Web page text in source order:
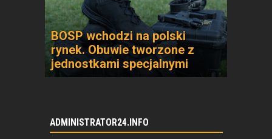
BOSP wchodzi na polski
rynek. Obuwie tworzone z
jednostkami specjalnymi
ADMINISTRATOR24.INFO